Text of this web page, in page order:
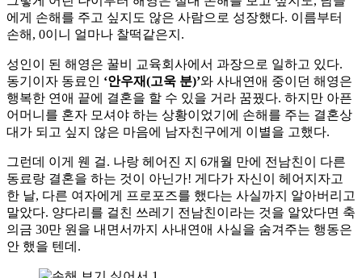
에게 손해를 주고 싶지도 않은 사람으로 성장했다. 이름부터
손해, 0이니 얼마나 찰떡같은지.
성인이 된 해영은 꿀비 교육회사에서 과장으로 일하고 있다.
동기이자 동료인 ‘안우재(고욱 분)’와 사내연애 중이던 해영은
행복한 연애 끝에 결혼을 할 수 있을 거라 꿈꿨다. 하지만 아픈
어머니를 혼자 모셔야 하는 상황이었기에 손해를 주는 결혼상
대가 되고 싶지 않은 마음에 남자친구에게 이별을 고했다.
그런데 이게 웬 걸. 나랑 헤어진 지 6개월 만에 전남친이 다른
동료랑 결혼을 하는 것이 아닌가! 게다가 자신이 헤어지자고
한 날, 다른 여자에게 프로포즈를 했다는 사실까지 알아버리고
말았다. 양다리를 걸친 쓰레기 전남친이라는 것을 알았다면 축
의금 30만 원을 내면서까지 사내연애 사실을 숨겨주는 행동은
안 했을 텐데.